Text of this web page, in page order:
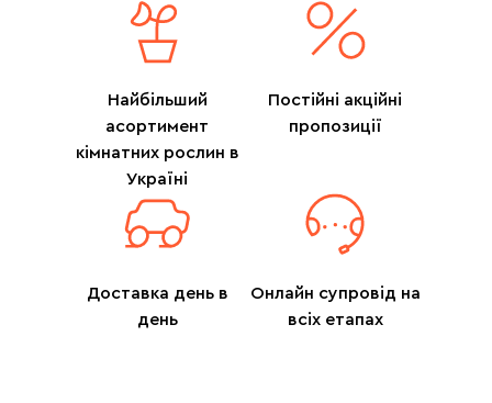
Найбільший
асортимент
кімнатних рослин в
Україні
Постійні акційні
пропозиції
Доставка день в
день
Онлайн супровід на
всіх етапах